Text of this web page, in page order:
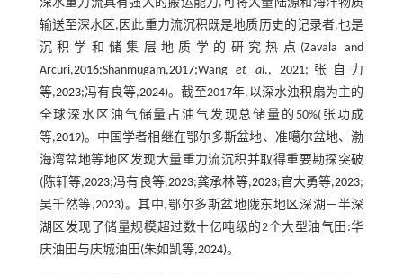
深水重力流具有强大的搬运能力,可将大量陆源和海洋物质
输送至深水区,因此重力流沉积既是地质历史的记录者,也是
沉积学和储集层地质学的研究热点(Zavala and
Arcuri,2016;Shanmugam,2017;Wanget al., 2021;张自力
等,2023;冯有良等,2024)。截至2017年,以深水浊积扇为主的
全球深水区油气储量占油气发现总储量的50%(张功成
等,2019)。中国学者相继在鄂尔多斯盆地、准噶尔盆地、渤
海湾盆地等地区发现大量重力流沉积并取得重要勘探突破
(陈轩等,2023;冯有良等,2023;龚承林等,2023;官大勇等,2023;
吴千然等,2023)。其中,鄂尔多斯盆地陇东地区深湖—半深
湖区发现了储量规模超过数十亿吨级的2个大型油气田:华
庆油田与庆城油田(朱如凯等,2024)。